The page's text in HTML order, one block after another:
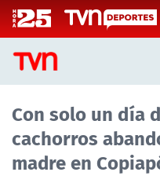
Click acá para ir
CASTING MASTERCHEF
CASTING TVN VERTICAL
Con solo un día
cachorros
madre en